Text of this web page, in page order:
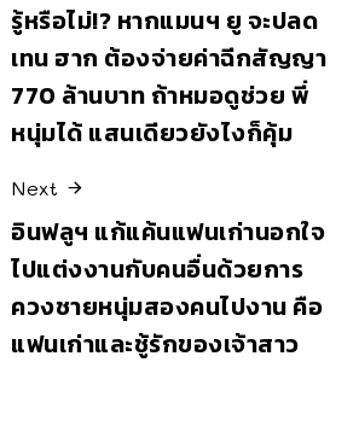
รู้หรือไม่!? หากแมนฯ ยู จะปลด
เทน ฮาก ต้องจ่ายค่าฉีกสัญญา
770 ล้านบาท ถ้าหมอดูช่วย พี่
หนุ่มได้ แสนเดียวยังไงก็คุ้ม
Next
อินฟลูฯ แก้แค้นแฟนเก่านอกใจ
ไปแต่งงานกับคนอื่นด้วยการ
ควงชายหนุ่มสองคนไปงาน คือ
แฟนเก่าและชู้รักของเจ้าสาว